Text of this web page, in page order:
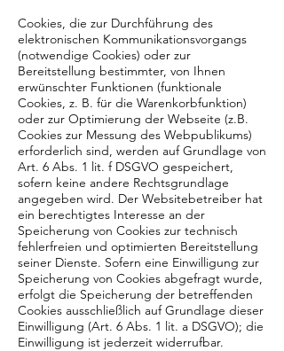
Cookies, die zur Durchführung des
elektronischen Kommunikationsvorgangs
(notwendige Cookies) oder zur
Bereitstellung bestimmter, von Ihnen
erwünschter Funktionen (funktionale
Cookies, z. B. für die Warenkorbfunktion)
oder zur Optimierung der Webseite (z.B.
Cookies zur Messung des Webpublikums)
erforderlich sind, werden auf Grundlage von
Art. 6 Abs. 1 lit. f DSGVO gespeichert,
sofern keine andere Rechtsgrundlage
angegeben wird. Der Websitebetreiber hat
ein berechtigtes Interesse an der
Speicherung von Cookies zur technisch
fehlerfreien und optimierten Bereitstellung
seiner Dienste. Sofern eine Einwilligung zur
Speicherung von Cookies abgefragt wurde,
erfolgt die Speicherung der betreffenden
Cookies ausschließlich auf Grundlage dieser
Einwilligung (Art. 6 Abs. 1 lit. a DSGVO); die
Einwilligung ist jederzeit widerrufbar.